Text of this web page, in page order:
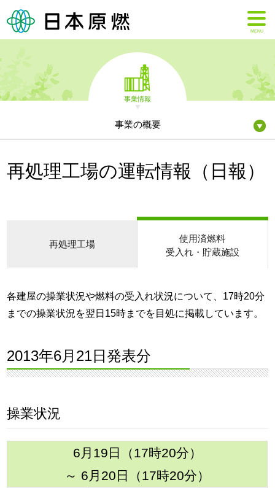
MENU
事業情報
事業の概要
再処理工場の運転情報（日報）
再処理工場
使用済燃料
受入れ・貯蔵施設
各建屋の操業状況や燃料の受入れ状況について、17時20分
までの操業状況を翌日15時までを目処に掲載しています。
2013年6月21日発表分
操業状況
6月19日（17時20分）
～ 6月20日（17時20分）